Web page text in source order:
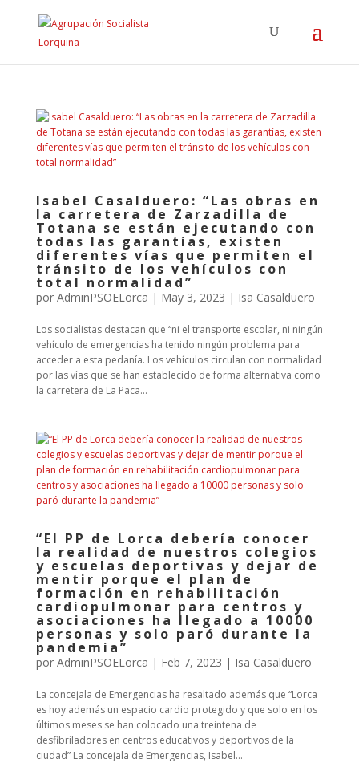
Isabel Casalduero: “Las obras en
la carretera de Zarzadilla de
Totana se están ejecutando con
todas las garantías, existen
diferentes vías que permiten el
tránsito de los vehículos con
total normalidad”
por AdminPSOELorca | May 3, 2023 | Isa Casalduero
Los socialistas destacan que “ni el transporte escolar, ni ningún
vehículo de emergencias ha tenido ningún problema para
acceder a esta pedanía. Los vehículos circulan con normalidad
por las vías que se han establecido de forma alternativa como
la carretera de La Paca...
“El PP de Lorca debería conocer
la realidad de nuestros colegios
y escuelas deportivas y dejar de
mentir porque el plan de
formación en rehabilitación
cardiopulmonar para centros y
asociaciones ha llegado a 10000
personas y solo paró durante la
pandemia”
por AdminPSOELorca | Feb 7, 2023 | Isa Casalduero
La concejala de Emergencias ha resaltado además que “Lorca
es hoy además un espacio cardio protegido y que solo en los
últimos meses se han colocado una treintena de
desfibriladores en centros educativos y deportivos de la
ciudad” La concejala de Emergencias, Isabel...